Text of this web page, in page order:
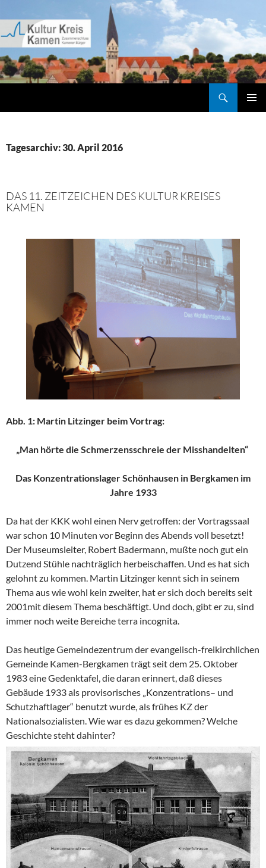
Inhalt
springen
Tagesarchiv: 30. April 2016
DAS 11. ZEITZEICHEN DES KULTUR KREISES
KAMEN
Abb. 1: Martin Litzinger beim Vortrag:
„Man hörte die Schmerzensschreie der Misshandelten“
Das Konzentrationslager Schönhausen in Bergkamen im
Jahre 1933
Da hat der KKK wohl einen Nerv getroffen: der Vortragssaal
war schon 10 Minuten vor Beginn des Abends voll besetzt!
Der Museumsleiter, Robert Badermann, mußte noch gut ein
Dutzend Stühle nachträglich herbeischaffen. Und es hat sich
gelohnt zu kommen. Martin Litzinger kennt sich in seinem
Thema aus wie wohl kein zweiter, hat er sich doch bereits seit
2001mit diesem Thema beschäftigt. Und doch, gibt er zu, sind
immer noch weite Bereiche terra incognita.
Das heutige Gemeindezentrum der evangelisch-freikirchlichen
Gemeinde Kamen-Bergkamen trägt seit dem 25. Oktober
1983 eine Gedenktafel, die daran erinnert, daß dieses
Gebäude 1933 als provisorisches „Konzentrations– und
Schutzhaftlager“ benutzt wurde, als frühes KZ der
Nationalsozialisten. Wie war es dazu gekommen? Welche
Geschichte steht dahinter?